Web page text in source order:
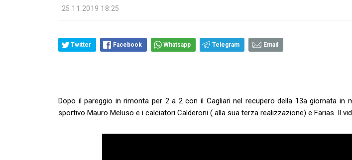
25.11.2019 18:25
Twitter Facebook Whatsapp Telegram Email
Dopo il pareggio in rimonta per 2 a 2 con il Cagliari nel recupero della 13a giornata in
sportivo Mauro Meluso e i calciatori Calderoni ( alla sua terza realizzazione) e Farias. Il